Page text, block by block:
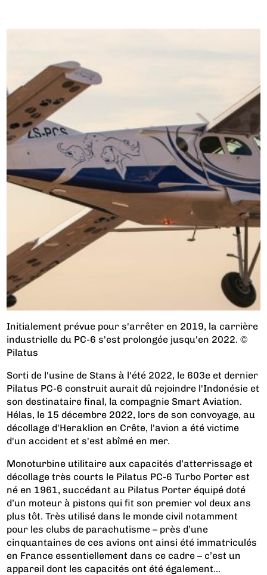
Initialement prévue pour s'arrêter en 2019, la carrière
industrielle du PC-6 s'est prolongée jusqu'en 2022. ©
Pilatus
Sorti de l'usine de Stans à l'été 2022, le 603e et dernier
Pilatus PC-6 construit aurait dû rejoindre l'Indonésie et
son destinataire final, la compagnie Smart Aviation.
Hélas, le 15 décembre 2022, lors de son convoyage, au
décollage d'Heraklion en Crête, l'avion a été victime
d'un accident et s'est abîmé en mer.
Monoturbine utilitaire aux capacités d’atterrissage et
décollage très courts le Pilatus PC-6 Turbo Porter est
né en 1961, succédant au Pilatus Porter équipé doté
d’un moteur à pistons qui fit son premier vol deux ans
plus tôt. Très utilisé dans le monde civil notamment
pour les clubs de parachutisme – près d’une
cinquantaines de ces avions ont ainsi été immatriculés
en France essentiellement dans ce cadre – c’est un
appareil dont les capacités ont été également...